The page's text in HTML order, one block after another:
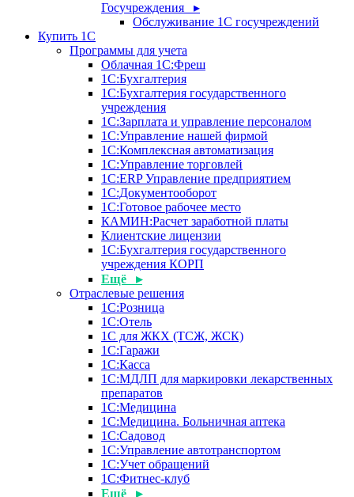
Госучреждения ▸
Обслуживание 1С госучреждений
Купить 1С
Программы для учета
Облачная 1С:Фреш
1С:Бухгалтерия
1С:Бухгалтерия государственного
учреждения
1С:Зарплата и управление персоналом
1С:Управление нашей фирмой
1С:Комплексная автоматизация
1С:Управление торговлей
1С:ERP Управление предприятием
1С:Документооборот
1C:Готовое рабочее место
КАМИН:Расчет заработной платы
Клиентские лицензии
1С:Бухгалтерия государственного
учреждения КОРП
Ещё ▸
Отраслевые решения
1С:Розница
1С:Отель
1С для ЖКХ (ТСЖ, ЖСК)
1С:Гаражи
1С:Касса
1С:МДЛП для маркировки лекарственных
препаратов
1С:Медицина
1С:Медицина. Больничная аптека
1С:Садовод
1С:Управление автотранспортом
1С:Учет обращений
1С:Фитнес-клуб
Ещё ▸